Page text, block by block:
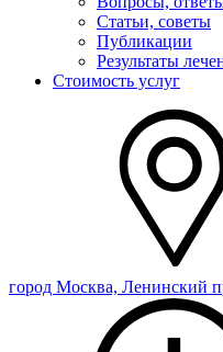
Статьи, советы
Публикации
Результаты
Стоимость услуг
город Москва, Ленинский